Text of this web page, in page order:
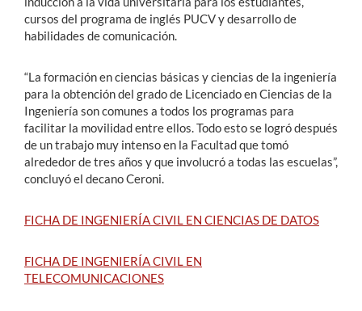
cursos del programa de inglés PUCV y desarrollo de
habilidades de comunicación.
“La formación en ciencias básicas y ciencias de la ingeniería
para la obtención del grado de Licenciado en Ciencias de la
Ingeniería son comunes a todos los programas para
facilitar la movilidad entre ellos. Todo esto se logró después
de un trabajo muy intenso en la Facultad que tomó
alrededor de tres años y que involucró a todas las escuelas”,
concluyó el decano Ceroni.
FICHA DE INGENIERÍA CIVIL EN CIENCIAS DE DATOS
FICHA DE INGENIERÍA CIVIL EN
TELECOMUNICACIONES